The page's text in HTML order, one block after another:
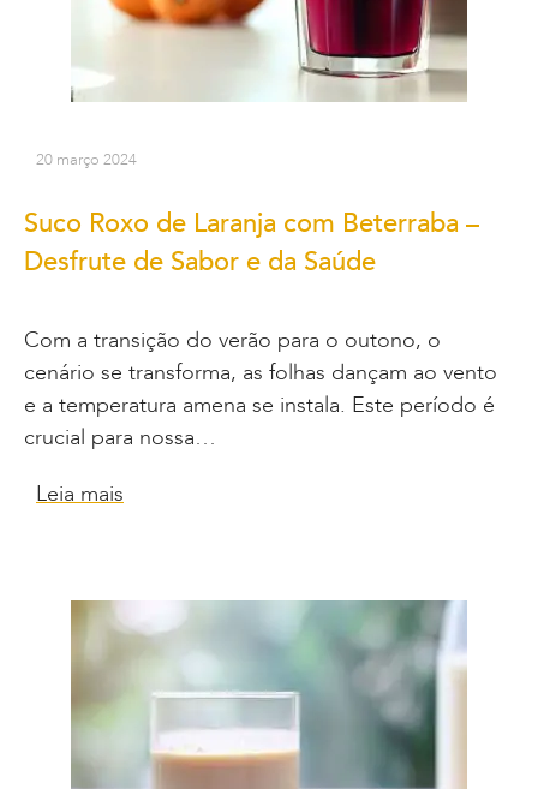
20 março 2024
Suco Roxo de Laranja com Beterraba –
Desfrute de Sabor e da Saúde
Com a transição do verão para o outono, o
cenário se transforma, as folhas dançam ao vento
e a temperatura amena se instala. Este período é
crucial para nossa…
Leia mais